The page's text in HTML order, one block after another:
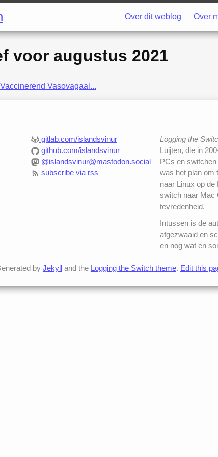
Over dit weblog Over
voor augustus 2021
Vaccinerend Vasovagaal...
gitlab.com/islandsvinur
github.com/islandsvinur
@islandsvinur@mastodon.social
subscribe via rss
Logging the
Luijten, die in
PCs en
was het plan om
naar Linux op
switch naar Mac
tevredenheid.
Intussen is de
afgezwaaid en
en nog wat en
by Jekylland the Logging the Switch theme. Edit this